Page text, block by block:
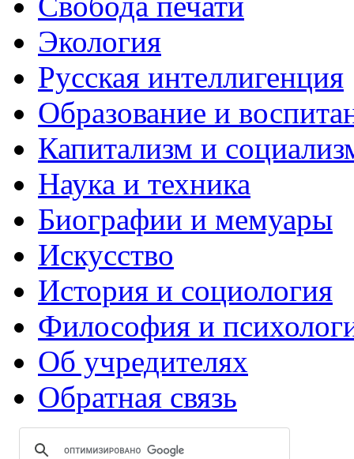
Экология
Русская интеллигенция
Образование и
Капитализм и
Наука и техника
Биографии и мемуары
Искусство
История и социология
Философия и
Об учредителях
Обратная связь